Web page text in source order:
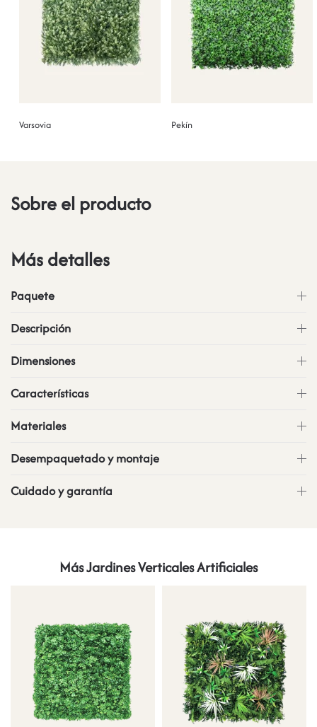
Varsovia Pekín
Sobre el producto
Más detalles
Paquete
Descripción
Dimensiones
Características
Materiales
Desempaquetado y montaje
Cuidado y garantía
Más Jardines Verticales Artificiales